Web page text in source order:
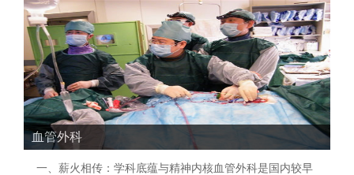
血管外科
一、薪火相传：学科底蕴与精神内核血管外科是国内较早